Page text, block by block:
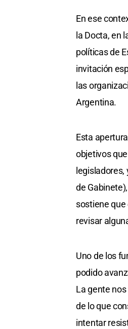
En ese
la Docta, en
políticas de
invitación
las
Argentina.
Esta
objetivos
de
sostiene
revisar
Uno de los
podido
La gente
de lo que
intentar